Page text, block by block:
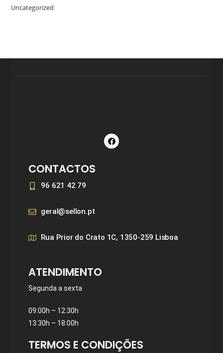
Uncategorized
CONTACTOS
96 621 42 79
geral@sellon.pt
Rua Prior do Crato 1C, 1350-259 Lisboa
ATENDIMENTO
Segunda a sexta
09:00h – 12:30h
13:30h – 18:00h
TERMOS E CONDIÇÕES